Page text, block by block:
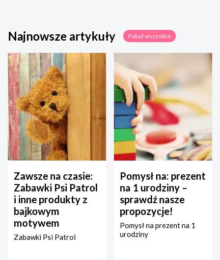
Najnowsze artykuły Pokaż wszystkie
Zawsze na czasie:
Zabawki Psi Patrol
i inne produkty z
bajkowym
motywem
Zabawki Psi Patrol
Pomysł na: prezent
na 1 urodziny –
sprawdź nasze
propozycje!
Pomysł na prezent na 1
urodziny